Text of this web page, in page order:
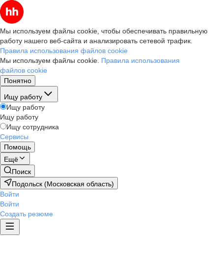
Мы используем файлы cookie, чтобы обеспечивать правильную
работу нашего веб-сайта и анализировать сетевой трафик.
Правила использования файлов cookie
Мы используем файлы cookie. Правила использования
файлов cookie
Понятно
Ищу работу
Ищу работу
Ищу работу
Ищу сотрудника
Сервисы
Помощь
Ещё
Поиск
Подольск (Московская область)
Войти
Войти
Создать резюме